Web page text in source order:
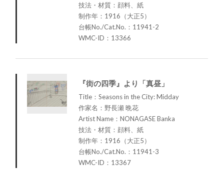
技法・材質：顔料、紙
制作年：1916（大正5）
台帳No./Cat.No.：11941-2
WMC-ID：13366
『街の四季』より「真昼」
Title：Seasons in the City: Midday
作家名：野長瀬 晩花
Artist Name：NONAGASE Banka
技法・材質：顔料、紙
制作年：1916（大正5）
台帳No./Cat.No.：11941-3
WMC-ID：13367